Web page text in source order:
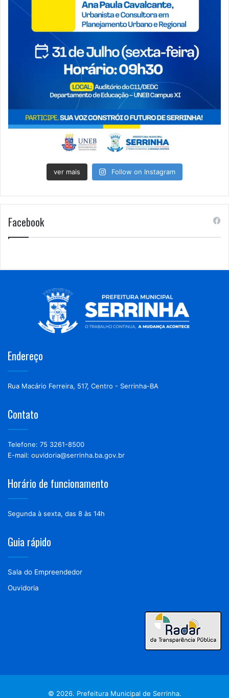
ver mais Follow on Instagram
Facebook
Endereço
Rua Macário Ferreira, 517, Centro - Serrinha-BA
Contato
Telefone: 75 3261-8500
E-mail: ouvidoria@serrinha.ba.gov.br
Horário de funcionamento
Segunda à sexta, das 8 às 14h
Guia rápido
Sala do Empreendedor
Ouvidoria
© 2026. Prefeitura Municipal de Serrinha.